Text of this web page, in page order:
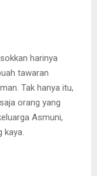
harinya
tawaran
Tak hanya itu,
orang yang
Asmuni,
kaya.